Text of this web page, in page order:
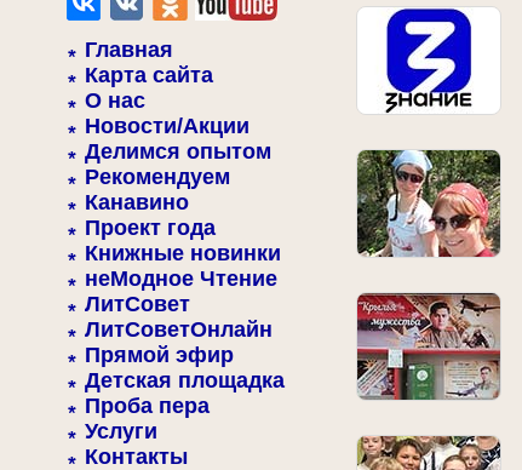
Главная
Карта сайта
О нас
Новости/Акции
Делимся опытом
Рекомендуем
Канавино
Проект года
Книжные новинки
неМодное Чтение
ЛитСовет
ЛитСоветОнлайн
Прямой эфир
Детская площадка
Проба пера
Услуги
Контакты